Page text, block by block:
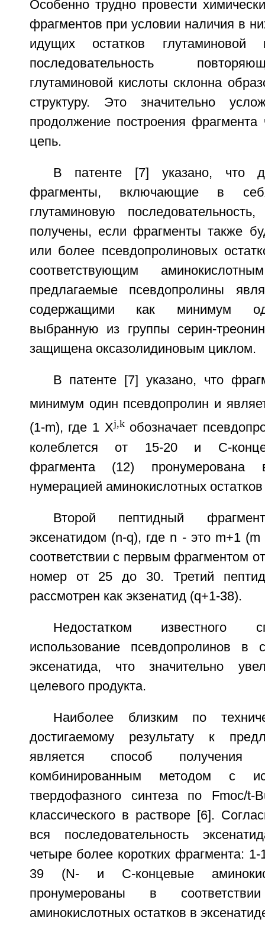
Особенно трудно провести
фрагментов при условии наличия в
идущих остатков
последовательность
глутаминовой кислоты склонна
структуру. Это значительно
продолжение построения фрагмента
цепь.
В патенте [7] указано, что
фрагменты, включающие в
глутаминовую
получены, если фрагменты также
или более псевдопролиновых
соответствующим
предлагаемые псевдопролины
содержащими как минимум
выбранную из группы серин-
защищена оксазолидиновым циклом.
В патенте [7] указано, что
минимум один псевдопролин и
(1-m), где 1 Xj,kобозначает
колеблется от 15-20 и C-
фрагмента (12) пронумерована
нумерацией аминокислотных
Второй пептидный
эксенатидом (n-q), где n - это m+1
соответствии с первым фрагментом
номер от 25 до 30. Третий
рассмотрен как экзенатид (q+1-38).
Недостатком известного
использование псевдопролинов в
эксенатида, что значительно
целевого продукта.
Наиболее близким по
достигаемому результату к
является способ получения
комбинированным методом с
твердофазного синтеза по Fmoc/t-
классического в растворе [6].
вся последовательность
четыре более коротких фрагмента:
39 (N- и C-концевые
пронумерованы в
аминокислотных остатков в